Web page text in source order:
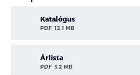
Katalógus
PDF 12.1 MB
Árlista
PDF 3.2 MB